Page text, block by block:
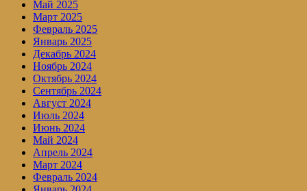
Май 2025
Март 2025
Февраль 2025
Январь 2025
Декабрь 2024
Ноябрь 2024
Октябрь 2024
Сентябрь 2024
Август 2024
Июль 2024
Июнь 2024
Май 2024
Апрель 2024
Март 2024
Февраль 2024